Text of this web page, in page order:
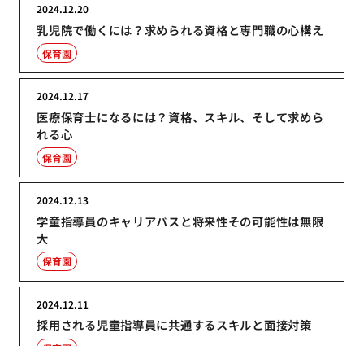
乳児院で働くには？求められる資格と専門職の心構え
2024.12.20
保育園
医療保育士になるには？資格、スキル、そして求めら
れる心
2024.12.17
保育園
学童指導員のキャリアパスと将来性その可能性は無限
大
2024.12.13
保育園
採用される児童指導員に共通するスキルと面接対策
2024.12.11